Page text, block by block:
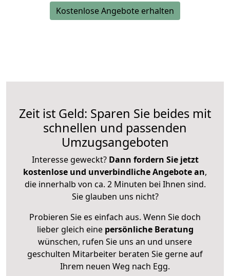
Kostenlose Angebote erhalten
Zeit ist Geld: Sparen Sie beides mit
schnellen und passenden
Umzugsangeboten
Interesse geweckt? Dann fordern Sie jetzt
kostenlose und unverbindliche Angebote an,
die innerhalb von ca. 2 Minuten bei Ihnen sind.
Sie glauben uns nicht?
Probieren Sie es einfach aus. Wenn Sie doch
lieber gleich eine persönliche Beratung
wünschen, rufen Sie uns an und unsere
geschulten Mitarbeiter beraten Sie gerne auf
Ihrem neuen Weg nach Egg.